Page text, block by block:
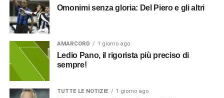
Omonimi senza gloria: Del Piero e gli altri
AMARCORD 1 giorno ago
Ledio Pano, il rigorista più preciso di
sempre!
TUTTE LE NOTIZIE 1 giorno ago